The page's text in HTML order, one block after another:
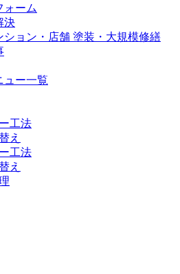
ォーム
決
ション・店舗 塗装・大規模修繕
ュー一覧
工法
え
工法
え